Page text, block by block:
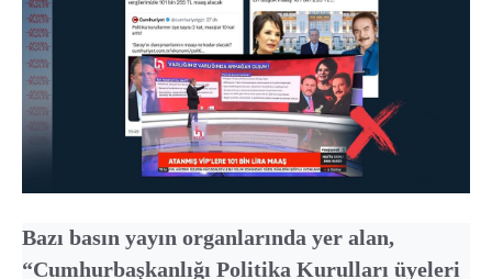
Bazı basın yayın organlarında yer alan,
“Cumhurbaşkanlığı Politika Kurulları üyeleri